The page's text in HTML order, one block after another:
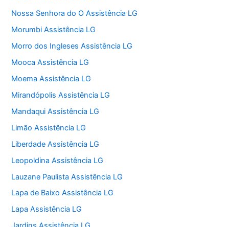
Nossa Senhora do O Assistência LG
Morumbi Assistência LG
Morro dos Ingleses Assistência LG
Mooca Assistência LG
Moema Assistência LG
Mirandópolis Assistência LG
Mandaqui Assistência LG
Limão Assistência LG
Liberdade Assistência LG
Leopoldina Assistência LG
Lauzane Paulista Assistência LG
Lapa de Baixo Assistência LG
Lapa Assistência LG